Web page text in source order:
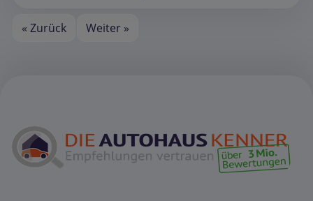
« Zurück Weiter »